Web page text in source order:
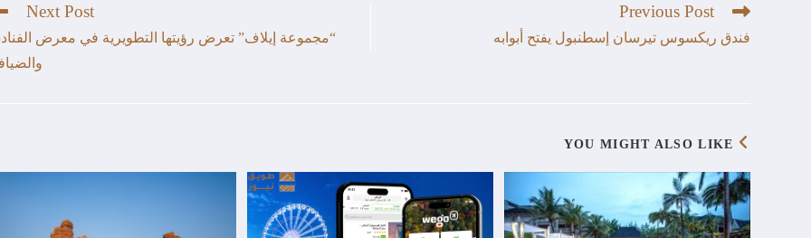
Previous Post
فندق ريكسوس تيرسان إسطنبول يفتح أبوابه
Next Post
“مجموعة إيلاف” تعرض رؤيتها التطويرية في معرض
YOU MIGHT ALSO LIKE